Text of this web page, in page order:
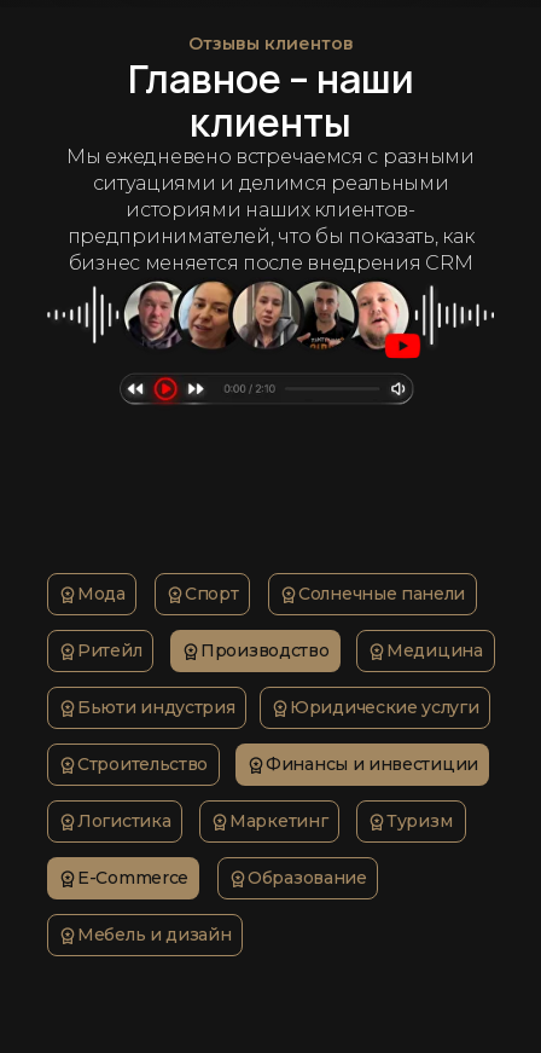
Образование
Логистика
Медицина
Финансы и инвестиции
Туризм
Юридические услуги
Мебель и дизайн
Маркетинг
Солнечные панели
Строительство
Бьюти индустрия
Производство
Ритейл
E-Commerce
Спорт
Мода
Отзывы клиентов
Главное – наши
клиенты
Мы ежедневено встречаемся с разными
ситуациями и делимся реальными
историями наших клиентов-
предпринимателей, что бы показать, как
бизнес меняется после внедрения CRM